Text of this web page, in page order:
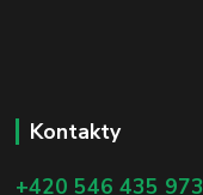
Kontakty
+420 546 435 973